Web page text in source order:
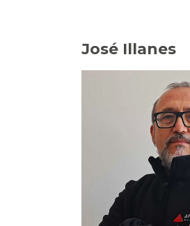
José Illanes